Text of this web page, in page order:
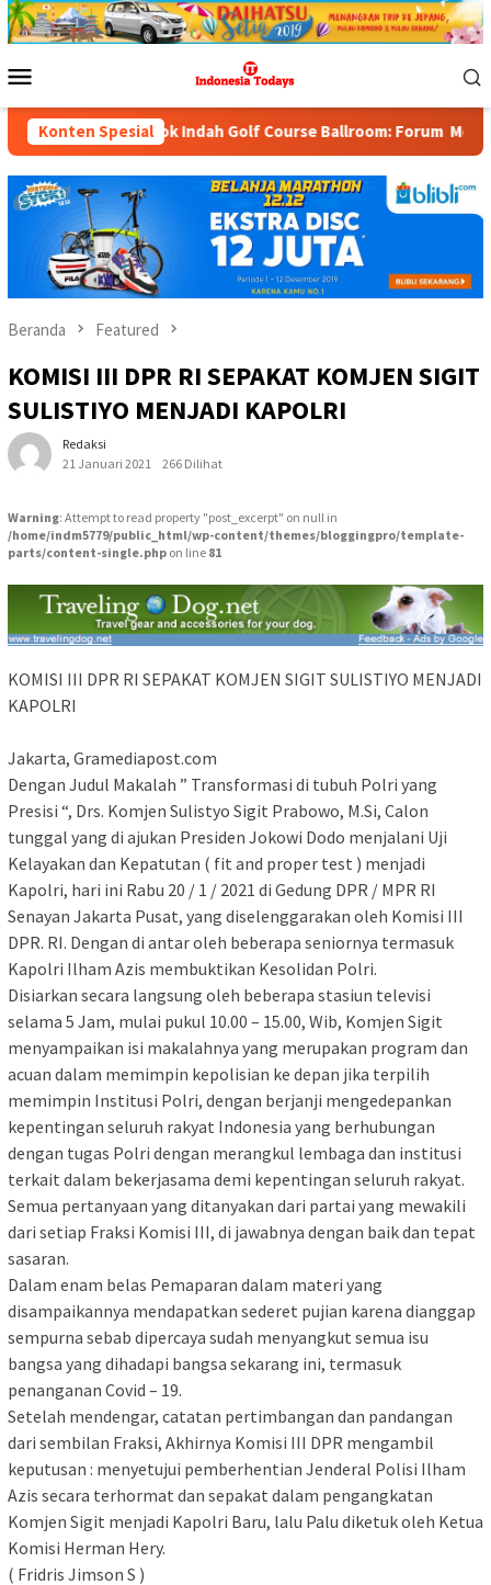
Loncat
ke
Mobile
Konten Spesial
Pondok Indah Golf Course Ballroom: Forum
Beranda Featured
KOMISI III DPR RI SEPAKAT KOMJEN SIGIT
SULISTIYO MENJADI KAPOLRI
Redaksi
21 Januari 2021
266 Dilihat
Warning: Attempt to read property "post_excerpt" on null in
/home/indm5779/public_html/wp-content/themes/bloggingpro/template-
parts/content-single.php on line 81
KOMISI III DPR RI SEPAKAT KOMJEN SIGIT SULISTIYO MENJADI
KAPOLRI
Jakarta, Gramediapost.com
Dengan Judul Makalah ” Transformasi di tubuh Polri yang
Presisi “, Drs. Komjen Sulistyo Sigit Prabowo, M.Si, Calon
tunggal yang di ajukan Presiden Jokowi Dodo menjalani Uji
Kelayakan dan Kepatutan ( fit and proper test ) menjadi
Kapolri, hari ini Rabu 20 / 1 / 2021 di Gedung DPR / MPR RI
Senayan Jakarta Pusat, yang diselenggarakan oleh Komisi III
DPR. RI. Dengan di antar oleh beberapa seniornya termasuk
Kapolri Ilham Azis membuktikan Kesolidan Polri.
Disiarkan secara langsung oleh beberapa stasiun televisi
selama 5 Jam, mulai pukul 10.00 – 15.00, Wib, Komjen Sigit
menyampaikan isi makalahnya yang merupakan program dan
acuan dalam memimpin kepolisian ke depan jika terpilih
memimpin Institusi Polri, dengan berjanji mengedepankan
kepentingan seluruh rakyat Indonesia yang berhubungan
dengan tugas Polri dengan merangkul lembaga dan institusi
terkait dalam bekerjasama demi kepentingan seluruh rakyat.
Semua pertanyaan yang ditanyakan dari partai yang mewakili
dari setiap Fraksi Komisi III, di jawabnya dengan baik dan tepat
sasaran.
Dalam enam belas Pemaparan dalam materi yang
disampaikannya mendapatkan sederet pujian karena dianggap
sempurna sebab dipercaya sudah menyangkut semua isu
bangsa yang dihadapi bangsa sekarang ini, termasuk
penanganan Covid – 19.
Setelah mendengar, catatan pertimbangan dan pandangan
dari sembilan Fraksi, Akhirnya Komisi III DPR mengambil
keputusan : menyetujui pemberhentian Jenderal Polisi Ilham
Azis secara terhormat dan sepakat dalam pengangkatan
Komjen Sigit menjadi Kapolri Baru, lalu Palu diketuk oleh Ketua
Komisi Herman Hery.
( Fridris Jimson S )